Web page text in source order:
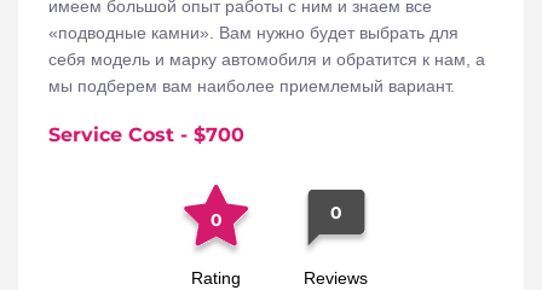
имеем большой опыт работы с ним и знаем все
«подводные камни». Вам нужно будет выбрать для
себя модель и марку автомобиля и обратится к нам, а
мы подберем вам наиболее приемлемый вариант.
и ее растаможку. Возможен и вариант «под ключ», когда
оформленными документами и в идеальном состоянии.
Service Cost - $700
0
Rating
0
Reviews